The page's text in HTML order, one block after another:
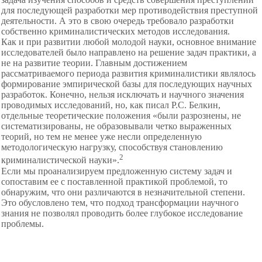
для последующей разработки мер противодействия преступной
деятельности. А это в свою очередь требовало разработки
собственно криминалистических методов исследования.
Как и при развитии любой молодой науки, основное внимание
исследователей было направлено на решение задач практики, а
не на развитие теории. Главным достижением
рассматриваемого периода развития криминалистики являлось
формирование эмпирической базы для последующих научных
разработок. Конечно, нельзя исключать и научного значения
проводимых исследований, но, как писал Р.С. Белкин,
отдельные теоретические положения «были разрознены, не
систематизированы, не образовывали четко выраженных
теорий, но тем не менее уже несли определенную
методологическую нагрузку, способствуя становлению
криминалистической науки».2
Если мы проанализируем предложенную систему задач и
сопоставим ее с поставленной практикой проблемой, то
обнаружим, что они различаются в незначительной степени.
Это обусловлено тем, что подход трансформации научного
знания не позволял проводить более глубокое исследование
проблемы.